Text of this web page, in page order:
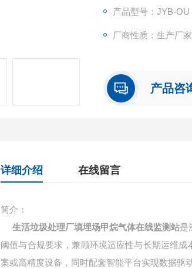
产品型号：JYB-OU
厂商性质：生产厂家
产品咨
详细介绍 在线留言
简介：
生活垃圾处理厂填埋场甲烷气体在线监测站是
阈值与合规要求，兼顾环境适应性与长期运维
案或高精度设备，同时配套智能平台实现数据驱